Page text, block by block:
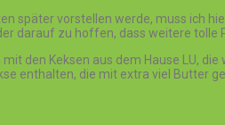
später vorstellen werde, muss ich
darauf zu hoffen, dass weitere tolle
den Keksen aus dem Hause LU,
enthalten, die mit extra viel Butter